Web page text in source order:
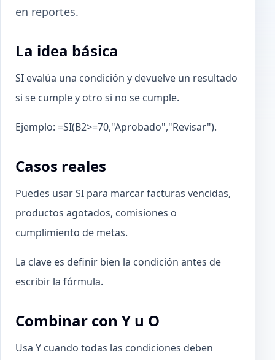
en reportes.
La idea básica
SI evalúa una condición y devuelve un resultado
si se cumple y otro si no se cumple.
Ejemplo: =SI(B2>=70,"Aprobado","Revisar").
Casos reales
Puedes usar SI para marcar facturas vencidas,
productos agotados, comisiones o
cumplimiento de metas.
La clave es definir bien la condición antes de
escribir la fórmula.
Combinar con Y u O
Usa Y cuando todas las condiciones deben